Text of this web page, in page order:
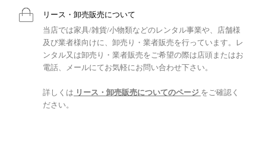
リース・卸売販売について
当店では家具/雑貨/小物類などのレンタル事業や、店舗様
及び業者様向けに、卸売り・業者販売を行っています。レ
ンタル又は卸売り・業者販売をご希望の際は店頭またはお
電話、メールにてお気軽にお問い合わせ下さい。
詳しくは リース・卸売販売についてのページ をご確認く
ださい。